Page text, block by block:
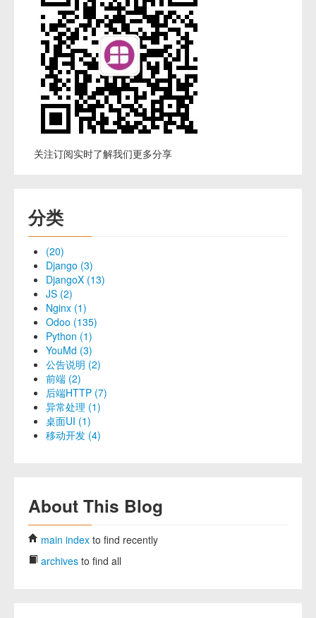
关注订阅实时了解我们更多分享
分类
(20)
Django (3)
DjangoX (13)
JS (2)
Nginx (1)
Odoo (135)
Python (1)
YouMd (3)
公告说明 (2)
前端 (2)
后端HTTP (7)
异常处理 (1)
桌面UI (1)
移动开发 (4)
About This Blog
main index to find recently
archives to find all